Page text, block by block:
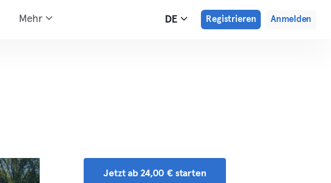
Mehr DE Registrieren Anmelden
Jetzt ab 24,00 € starten